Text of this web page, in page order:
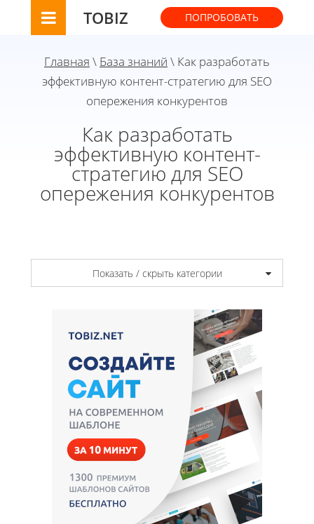
TOBIZ ПОПРОБОВАТЬ
Главная \ База знаний \ Как разработать
эффективную контент-стратегию для SEO
опережения конкурентов
Как разработать
эффективную контент-
стратегию для SEO
опережения конкурентов
Показать / скрыть категории